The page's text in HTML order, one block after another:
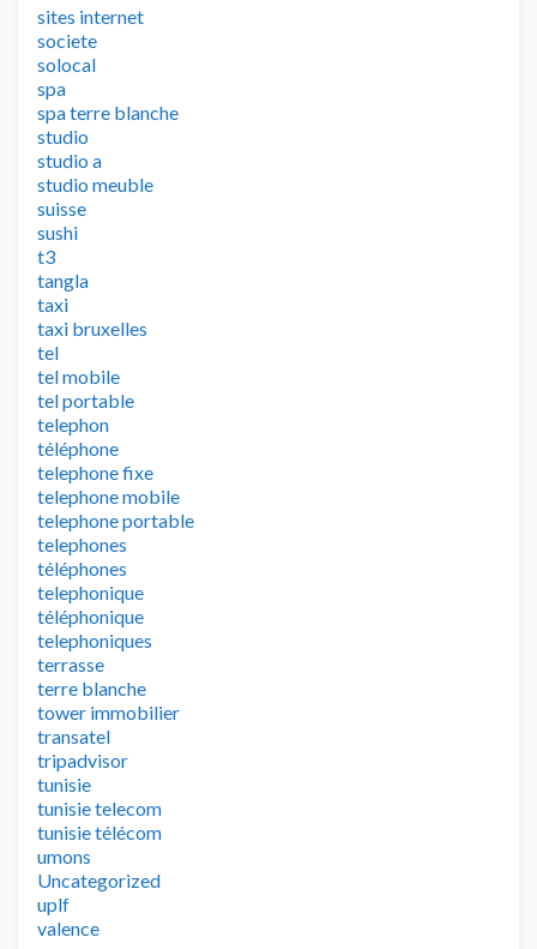
sites internet
societe
solocal
spa
spa terre blanche
studio
studio a
studio meuble
suisse
sushi
t3
tangla
taxi
taxi bruxelles
tel
tel mobile
tel portable
telephon
téléphone
telephone fixe
telephone mobile
telephone portable
telephones
téléphones
telephonique
téléphonique
telephoniques
terrasse
terre blanche
tower immobilier
transatel
tripadvisor
tunisie
tunisie telecom
tunisie télécom
umons
Uncategorized
uplf
valence